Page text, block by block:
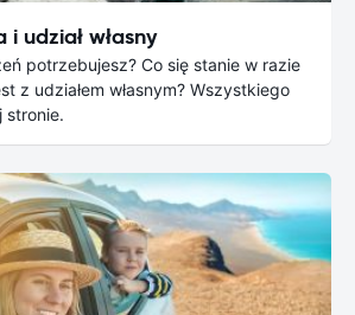
i udział własny
potrzebujesz? Co się stanie w razie
z udziałem własnym? Wszystkiego
stronie.